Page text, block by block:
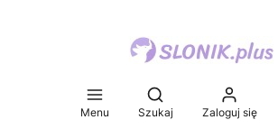
Menu
Otwórz wyszukiwarkę
Szukaj Zaloguj się